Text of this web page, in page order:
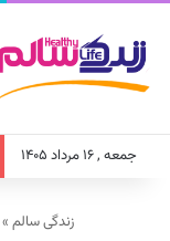
جمعه , ۱۶ مرداد ۱۴۰۵
زندگی سالم »